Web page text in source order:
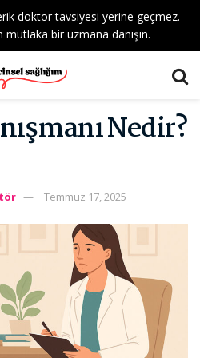
doktor tavsiyesi yerine geçmez.
mutlaka bir uzmana danışın.
Nedir?
Temmuz 17, 2025